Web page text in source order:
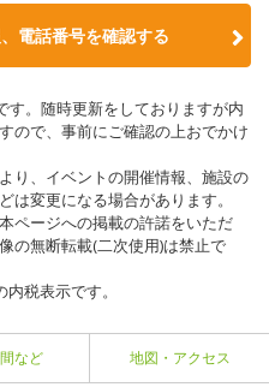
電話番号を確認する
。随時更新をしておりますが内
ので、事前にご確認の上おでかけ
り、イベントの開催情報、施設の
は変更になる場合があります。
ページへの掲載の許諾をいただ
の無断転載(二次使用)は禁止で
税表示です。
など 地図・アクセス